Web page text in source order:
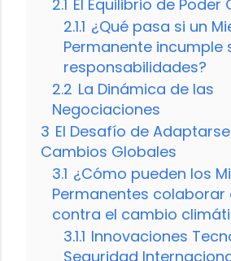
2.1 El Equilibrio de Poder
2.1.1 ¿Qué pasa si un
Permanente incumple
responsabilidades?
2.2 La Dinámica de las
Negociaciones
3 El Desafío de
Cambios Globales
3.1 ¿Cómo pueden los
Permanentes colaborar
contra el cambio
3.1.1 Innovaciones
Seguridad